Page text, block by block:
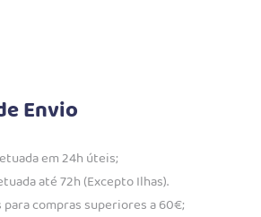
Envio
em 24h úteis;
até 72h (Excepto Ilhas).
compras superiores a 60€;